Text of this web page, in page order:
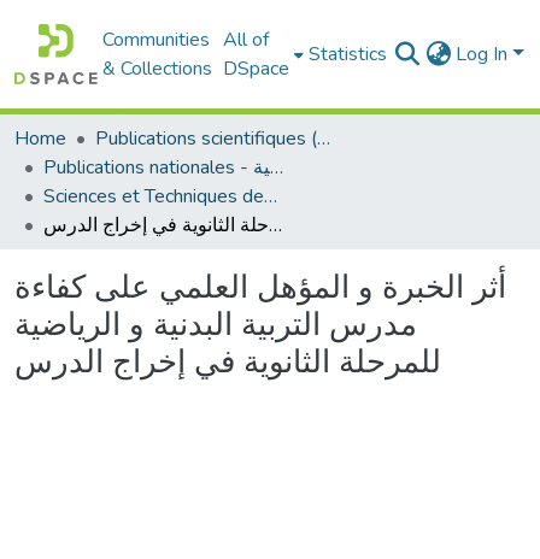
Communities
& Collections
All of
DSpace
Statistics Log In
Home
Publications scientifiques (Laboratoires)
Publications nationales - منشورات وطنية
Sciences et Techniques des Activités Physiques et Sportives - التربية البدنية و الرياضية
أثر الخبرة و المؤهل العلمي على كفاءة مدرس التربية البدنية و الرياضية للمرحلة الثانوية في إخراج الدرس
أثر الخبرة و المؤهل العلمي على كفاءة
مدرس التربية البدنية و الرياضية
للمرحلة الثانوية في إخراج الدرس